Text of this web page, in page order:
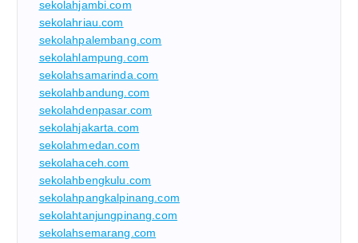
sekolahjambi.com
sekolahriau.com
sekolahpalembang.com
sekolahlampung.com
sekolahsamarinda.com
sekolahbandung.com
sekolahdenpasar.com
sekolahjakarta.com
sekolahmedan.com
sekolahaceh.com
sekolahbengkulu.com
sekolahpangkalpinang.com
sekolahtanjungpinang.com
sekolahsemarang.com